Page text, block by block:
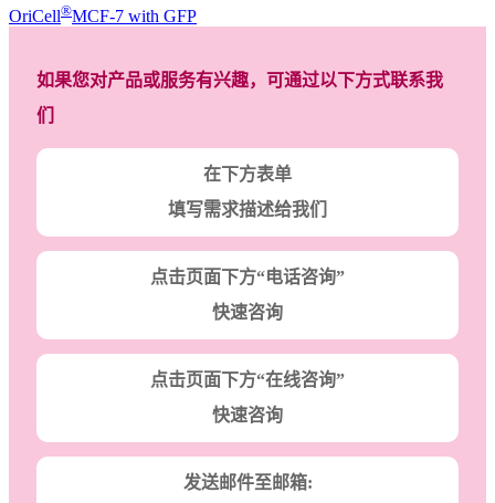
OriCell®MCF-7 with GFP
如果您对产品或服务有兴趣，可通过以下方式联系我
们
在下方表单
填写需求描述给我们
点击页面下方“电话咨询”
快速咨询
点击页面下方“在线咨询”
快速咨询
发送邮件至邮箱: